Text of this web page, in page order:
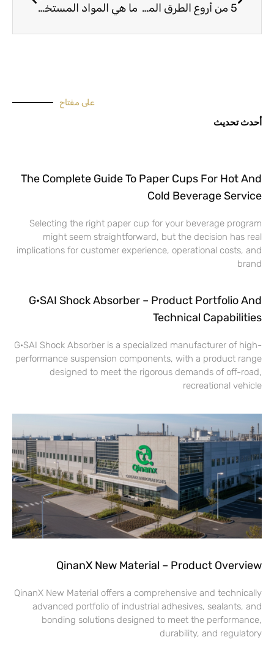
5 من أروع الطرق المستخدمة في النسيج العسكري البحري ما هي المواد المستخدمة في أقمشة المنسوجات المنزلية؟
على مفتاح
أحدث تحديث
The Complete Guide To Paper Cups For Hot And
Cold Beverage Service
Selecting the right paper cup for your beverage program
might seem straightforward, but the decision has real
implications for customer experience, operational costs, and
brand
G·SAI Shock Absorber – Product Portfolio And
Technical Capabilities
G·SAI Shock Absorber is a specialized manufacturer of high-
performance suspension components, with a product range
designed to meet the rigorous demands of off-road,
recreational vehicle
QinanX New Material – Product Overview
QinanX New Material offers a comprehensive and technically
advanced portfolio of industrial adhesives, sealants, and
bonding solutions designed to meet the performance,
durability, and regulatory